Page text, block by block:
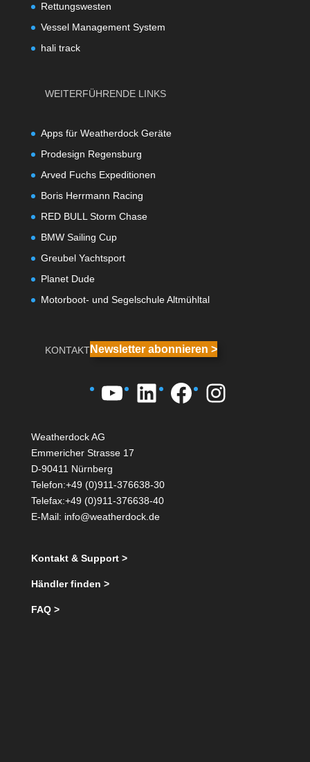
Rettungswesten
Vessel Management System
hali track
WEITERFÜHRENDE LINKS
Apps für Weatherdock Geräte
Prodesign Regensburg
Arved Fuchs Expeditionen
Boris Herrmann Racing
RED BULL Storm Chase
BMW Sailing Cup
Greubel Yachtsport
Planet Dude
Motorboot- und Segelschule Altmühltal
KONTAKTNewsletter abonnieren >
YouTube
LinkedIn
Facebook
Weatherdock AG
Emmericher Strasse 17
D-90411 Nürnberg
Telefon:+49 (0)911-376638-30
Telefax:+49 (0)911-376638-40
E-Mail: info@weatherdock.de
Kontakt & Support >
Händler finden >
FAQ >